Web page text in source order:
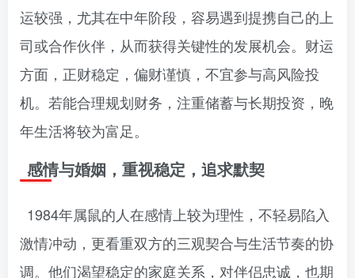
运较强，尤其在中年阶段，容易遇到提携自己的上
司或合作伙伴，从而获得关键性的发展机会。财运
方面，正财稳定，偏财谨慎，不宜参与高风险投
机。若能合理规划财务，注重储蓄与长期投资，晚
年生活将较为富足。
感情与婚姻，重视稳定，追求默契
1984年属鼠的人在感情上较为理性，不轻易陷入
激情冲动，更看重双方的三观契合与生活节奏的协
调。他们渴望稳定的家庭关系，对伴侣忠诚，也期